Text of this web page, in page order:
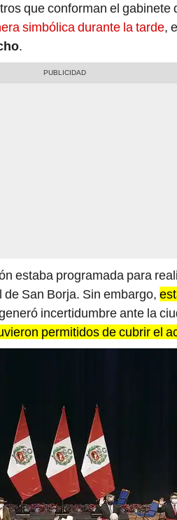
que conforman el gabinete
simbólica durante la tarde,
.
estaba programada para
de San Borja. Sin embargo,
incertidumbre ante la
permitidos de cubrir el